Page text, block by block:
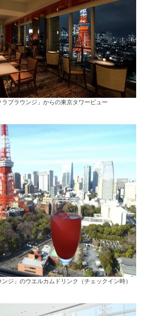
ラブラウンジ」からの東京タワービュー
ンジ」のウエルカムドリンク（チェックイン時）